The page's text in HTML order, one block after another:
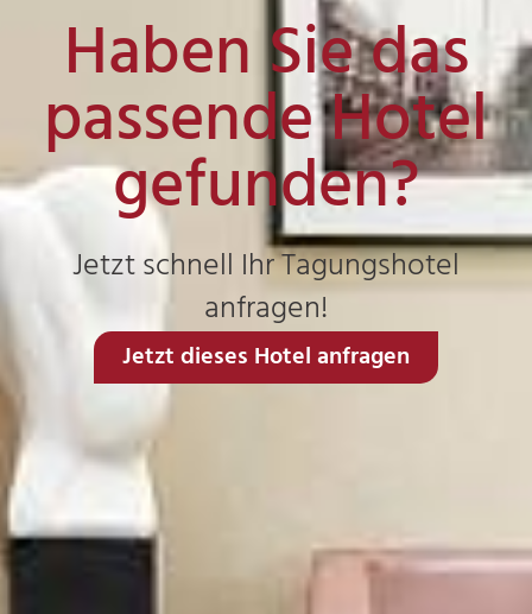
Haben Sie das
passende Hotel
gefunden?
Jetzt schnell Ihr Tagungshotel
anfragen!
Jetzt dieses Hotel anfragen